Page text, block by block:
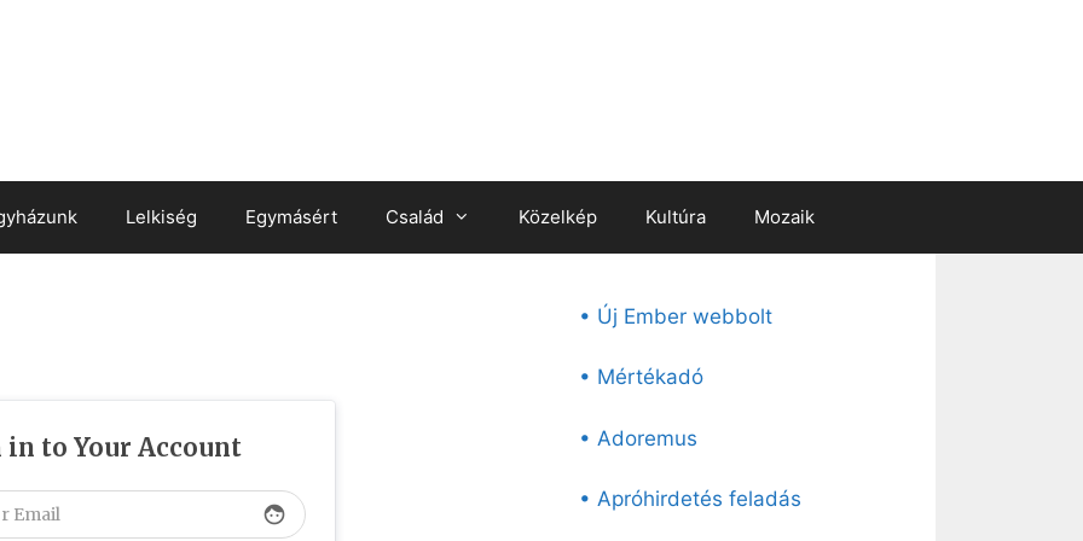
Lelkiség Egymásért Család Közelkép Kultúra Mozaik
in to Your Account
face
• Új Ember webbolt
• Mértékadó
• Adoremus
• Apróhirdetés feladás